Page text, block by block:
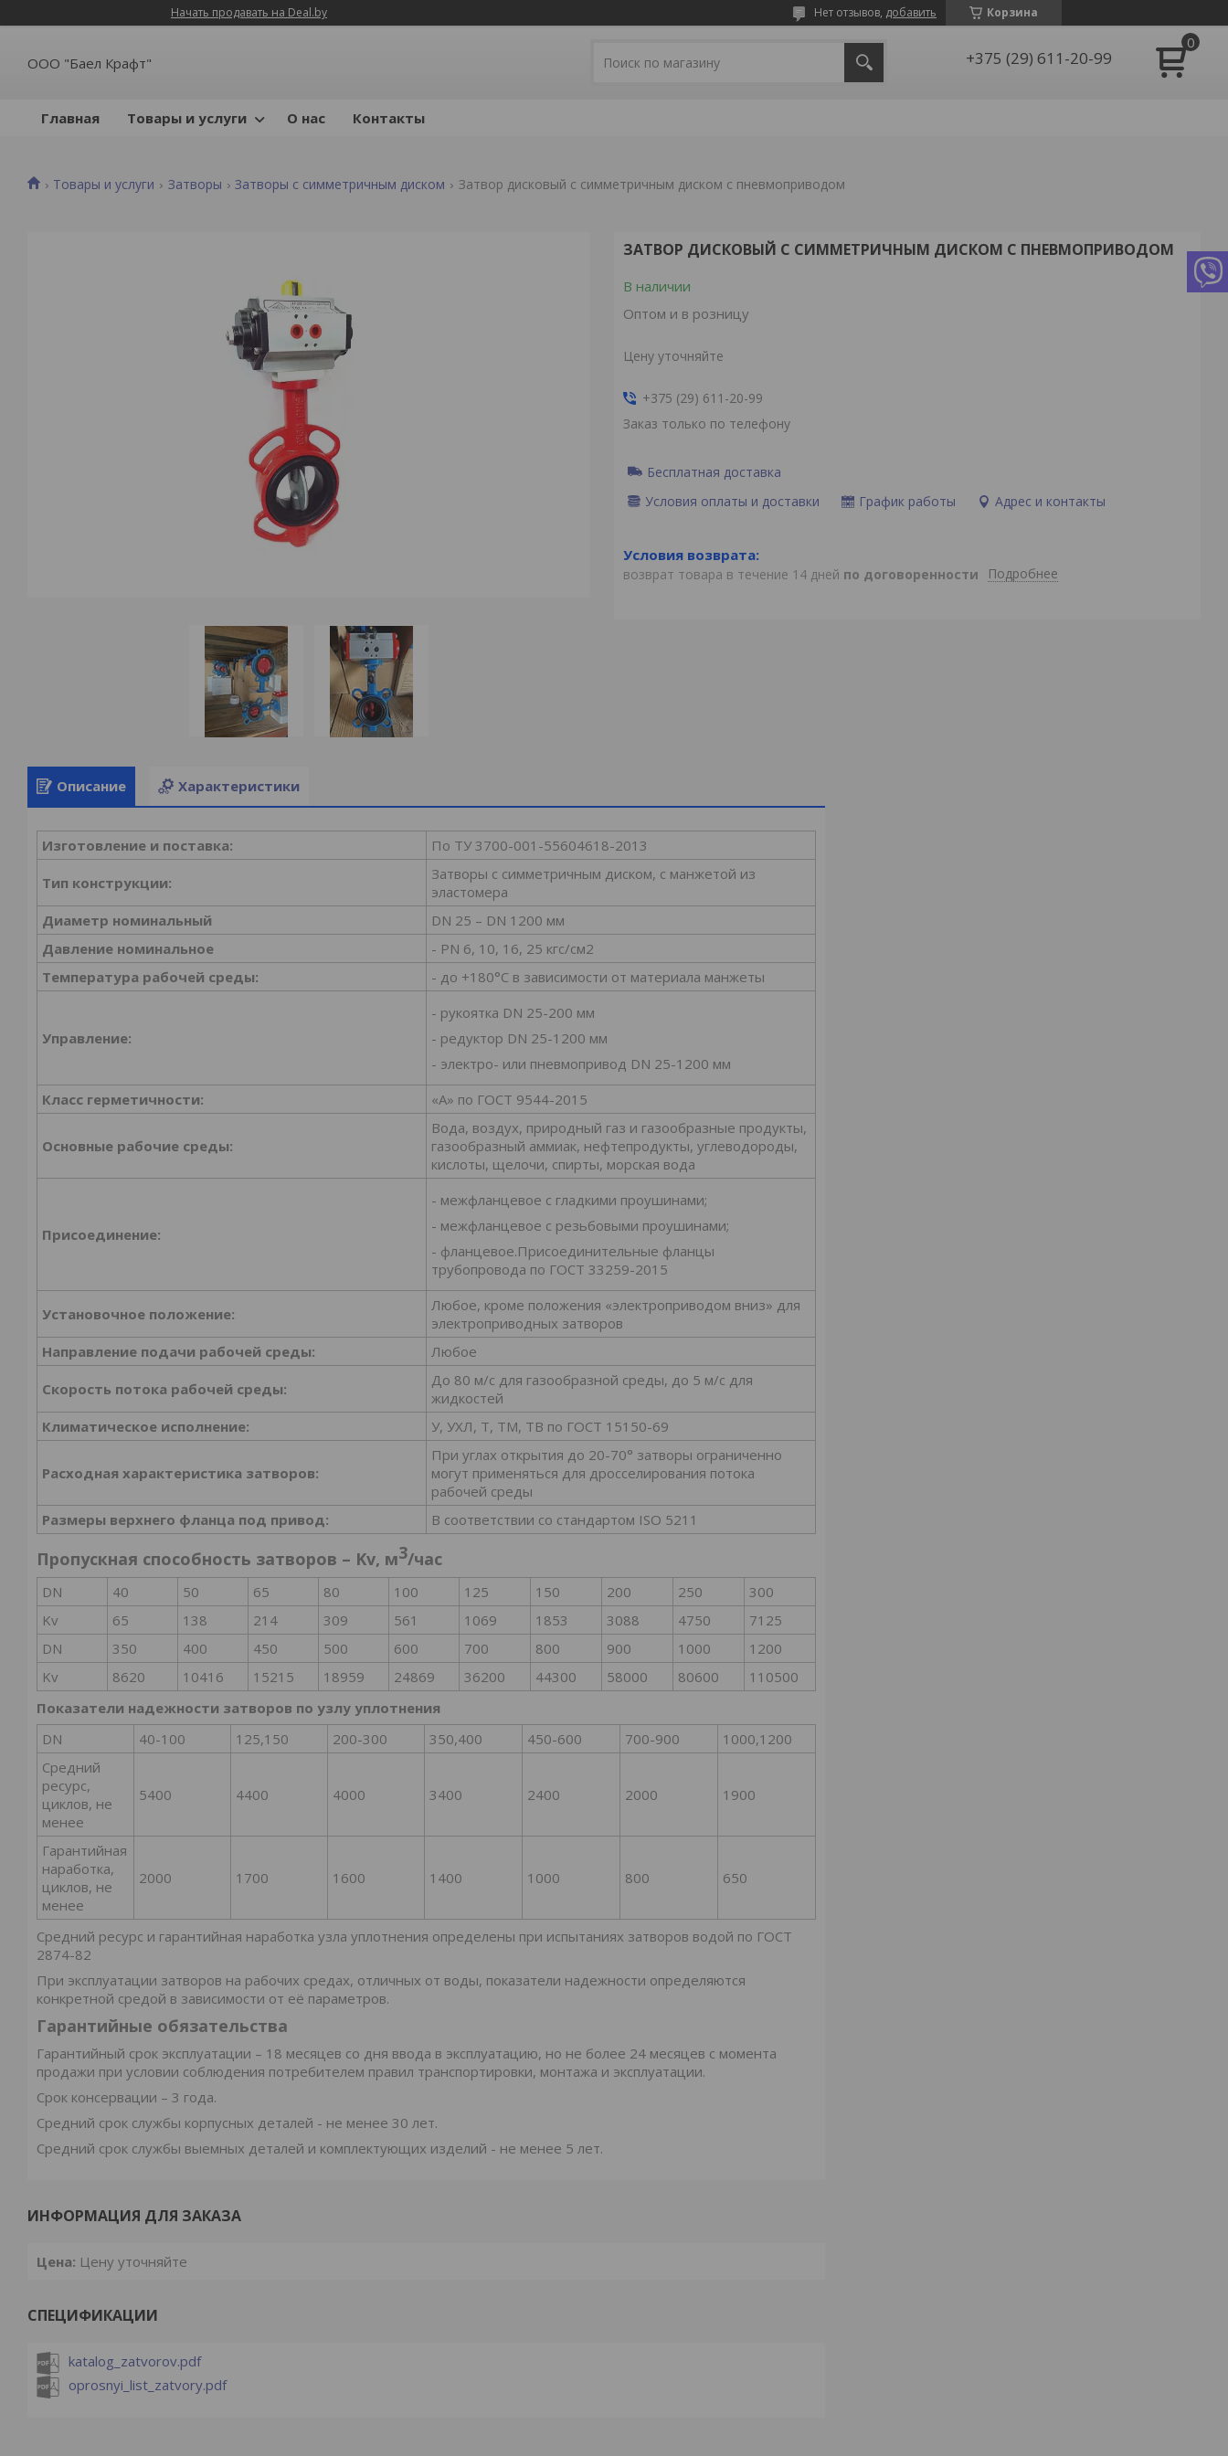
Начать продавать на Deal.by Корзина
Нет отзывов, добавить
ООО "Баел Крафт" +375 (29) 611-20-99
Главная Товары и услуги О нас Контакты
Товары и услуги Затворы Затворы с симметричным диском Затвор дисковый с симметричным диском с пневмоприводом
ЗАТВОР ДИСКОВЫЙ С СИММЕТРИЧНЫМ ДИСКОМ С ПНЕВМОПРИВОДОМ
В наличии
Оптом и в розницу
Цену уточняйте
+375 (29) 611-20-99
Заказ только по телефону
Бесплатная доставка
Условия оплаты и доставки
График работы Адрес и контакты
возврат товара в течение 14 дней по договоренности Подробнее
Описание Характеристики
Изготовление и поставка: По ТУ 3700-001-55604618-2013
Тип конструкции:
Затворы с симметричным диском, с манжетой из
эластомера
Диаметр номинальный
DN 25 – DN 1200 мм
Давление номинальное
- PN 6, 10, 16, 25 кгс/см2
Температура рабочей среды:
- до +180°С в зависимости от материала манжеты
Управление:
- рукоятка DN 25-200 мм
- редуктор DN 25-1200 мм
- электро- или пневмопривод DN 25-1200 мм
Класс герметичности:
«А» по ГОСТ 9544-2015
Основные рабочие среды:
Вода, воздух, природный газ и газообразные продукты,
газообразный аммиак, нефтепродукты, углеводороды,
кислоты, щелочи, спирты, морская вода
Присоединение:
- межфланцевое с гладкими проушинами;
- межфланцевое с резьбовыми проушинами;
- фланцевое.Присоединительные фланцы
трубопровода по ГОСТ 33259-2015
Установочное положение:
Любое, кроме положения «электроприводом вниз» для
электроприводных затворов
Направление подачи рабочей среды:
Любое
Скорость потока рабочей среды:
До 80 м/с для газообразной среды, до 5 м/с для
жидкостей
Климатическое исполнение:
У, УХЛ, Т, ТМ, ТВ по ГОСТ 15150-69
Расходная характеристика затворов:
При углах открытия до 20-70° затворы ограниченно
могут применяться для дросселирования потока
рабочей среды
Размеры верхнего фланца под привод:
В соответствии со стандартом ISO 5211
Пропускная способность затворов – Kv, м3/час
DN 40 50 65 80 100 125 150 200 250
300
Kv
65 138 214 309 561 1069 1853 3088 4750
7125
DN
350 400 450 500 600 700 800 900 1000
1200
Kv
8620 10416 15215 18959 24869 36200 44300 58000 80600
110500
Показатели надежности затворов по узлу уплотнения
DN
40-100 125,150 200-300 350,400 450-600 700-900
1000,1200
Средний
ресурс,
циклов, не
менее
5400 4400 4000 3400 2400 2000 1900
Гарантийная
наработка,
циклов, не
менее
2000 1700 1600 1400 1000 800 650
Средний ресурс и гарантийная наработка узла уплотнения определены при испытаниях затворов водой по ГОСТ
2874-82
При эксплуатации затворов на рабочих средах, отличных от воды, показатели надежности определяются
конкретной средой в зависимости от её параметров.
Гарантийные обязательства
Гарантийный срок эксплуатации – 18 месяцев со дня ввода в эксплуатацию, но не более 24 месяцев с момента
продажи при условии соблюдения потребителем правил транспортировки, монтажа и эксплуатации.
Срок консервации – 3 года.
Средний срок службы корпусных деталей - не менее 30 лет.
Средний срок службы выемных деталей и комплектующих изделий - не менее 5 лет.
ИНФОРМАЦИЯ ДЛЯ ЗАКАЗА
Цена: Цену уточняйте
СПЕЦИФИКАЦИИ
katalog_zatvorov.pdf
oprosnyi_list_zatvory.pdf